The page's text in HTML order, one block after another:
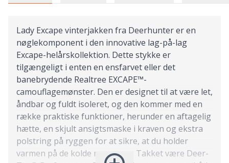
Lady Excape vinterjakken fra Deerhunter er en
nøglekomponent i den innovative lag-på-lag
Excape-helårskollektion. Dette stykke er
tilgængeligt i enten en ensfarvet eller det
banebrydende Realtree EXCAPE™-
camouflagemønster. Den er designet til at være let,
åndbar og fuldt isoleret, og den kommer med en
række praktiske funktioner, herunder en aftagelig
hætte, en skjult ansigtsmaske i kraven og ekstra
polstring på ryggen for at sikre, at du holder
varmen på de kolde morgener. Takket være Deer-